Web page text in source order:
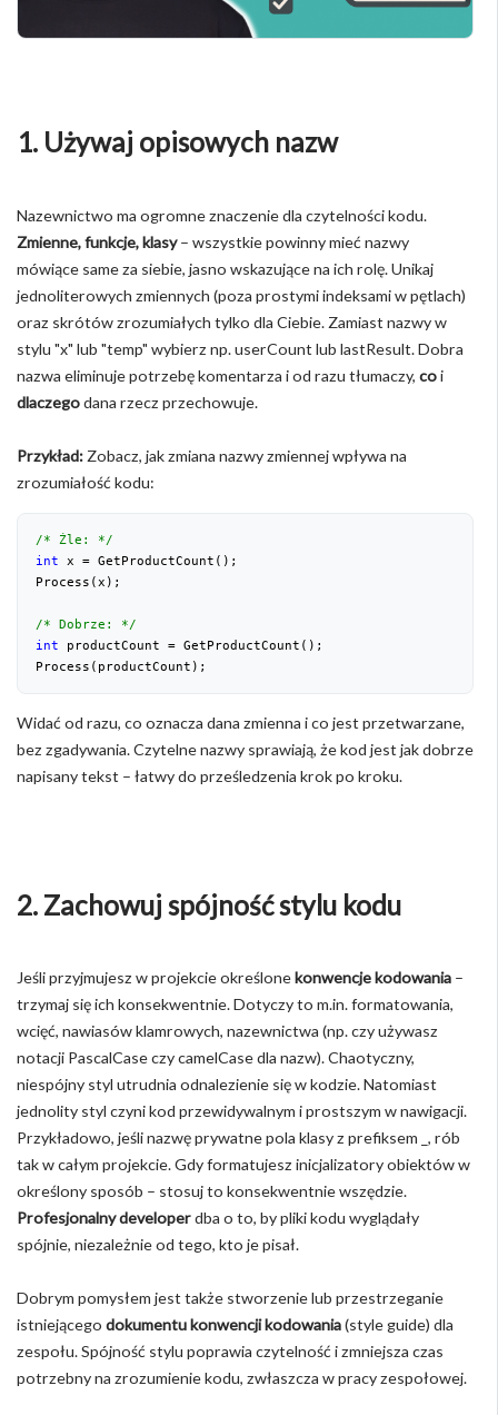
1. Używaj opisowych nazw
Nazewnictwo ma ogromne znaczenie dla czytelności kodu.
Zmienne, funkcje, klasy– wszystkie powinny mieć nazwy
mówiące same za siebie, jasno wskazujące na ich rolę. Unikaj
jednoliterowych zmiennych (poza prostymi indeksami w pętlach)
oraz skrótów zrozumiałych tylko dla Ciebie. Zamiast nazwy w
stylu "x" lub "temp" wybierz np. userCount lub lastResult. Dobra
nazwa eliminuje potrzebę komentarza i od razu tłumaczy, coi
dlaczegodana rzecz przechowuje.
Przykład: Zobacz, jak zmiana nazwy zmiennej wpływa na
zrozumiałość kodu:
/* Źle: */
int x = GetProductCount();
Process(x);
/* Dobrze: */
int productCount = GetProductCount();
Process(productCount);
Widać od razu, co oznacza dana zmienna i co jest przetwarzane,
bez zgadywania. Czytelne nazwy sprawiają, że kod jest jak dobrze
napisany tekst – łatwy do prześledzenia krok po kroku.
2. Zachowuj spójność stylu kodu
Jeśli przyjmujesz w projekcie określonekonwencje kodowania –
trzymaj się ich konsekwentnie. Dotyczy to m.in. formatowania,
wcięć, nawiasów klamrowych, nazewnictwa (np. czy używasz
notacji PascalCase czy camelCase dla nazw). Chaotyczny,
niespójny styl utrudnia odnalezienie się w kodzie. Natomiast
jednolity styl czyni kod przewidywalnym i prostszym w nawigacji.
Przykładowo, jeśli nazwę prywatne pola klasy z prefiksem _, rób
tak w całym projekcie. Gdy formatujesz inicjalizatory obiektów w
określony sposób – stosuj to konsekwentnie wszędzie.
Profesjonalny developerdba o to, by pliki kodu wyglądały
spójnie, niezależnie od tego, kto je pisał.
Dobrym pomysłem jest także stworzenie lub przestrzeganie
istniejącego dokumentu konwencji kodowania(style guide) dla
zespołu. Spójność stylu poprawia czytelność i zmniejsza czas
potrzebny na zrozumienie kodu, zwłaszcza w pracy zespołowej.